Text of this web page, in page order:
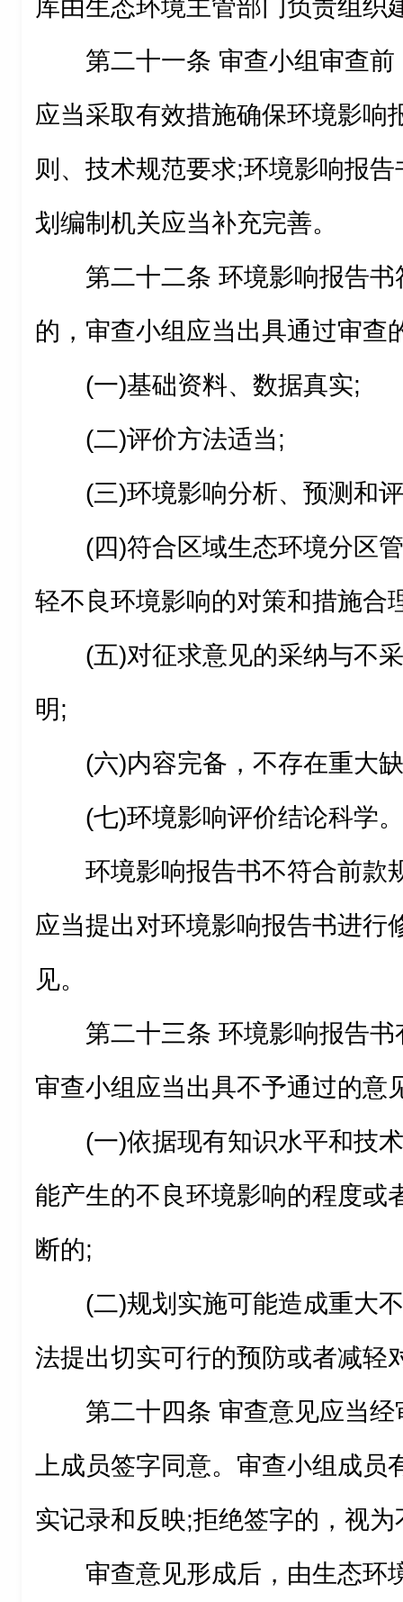
库由生态环境主管部门负责组织
第二十一条 审查小组审查
应当采取有效措施确保环境影响
则、技术规范要求;环境影响报
划编制机关应当补充完善。
第二十二条 环境影响报告
的，审查小组应当出具通过审查
(一)基础资料、数据真实;
(二)评价方法适当;
(三)环境影响分析、预测和
(四)符合区域生态环境分区
轻不良环境影响的对策和措施合
(五)对征求意见的采纳与不
明;
(六)内容完备，不存在重大
(七)环境影响评价结论科学。
环境影响报告书不符合前款
应当提出对环境影响报告书进行
见。
第二十三条 环境影响报告
审查小组应当出具不予通过的意
(一)依据现有知识水平和技
能产生的不良环境影响的程度或
断的;
(二)规划实施可能造成重大
法提出切实可行的预防或者减轻
第二十四条 审查意见应当
上成员签字同意。审查小组成
实记录和反映;拒绝签字的，视为
审查意见形成后，由生态环